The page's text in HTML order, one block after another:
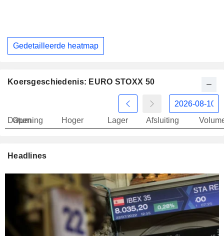
Gedetailleerde heatmap
Koersgeschiedenis: EURO STOXX 50
Datum
Opening Hoger Lager Afsluiting
Headlines